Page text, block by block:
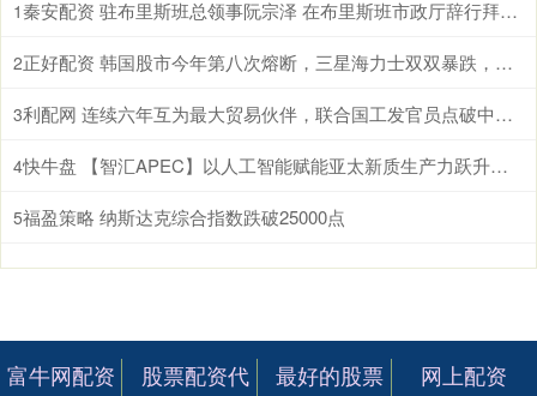
1 秦安配资 驻布里斯班总领事阮宗泽 在布里斯班市政厅辞行拜会市长施林纳。施林纳市
2 正好配资 韩国股市今年第八次熔断，三星海力士双双暴跌，AI泡沫开始破了？ 根据
3 利配网 连续六年互为最大贸易伙伴，联合国工发官员点破中国东盟合作密码 据新华
4 快牛盘 【智汇APEC】以人工智能赋能亚太新质生产力跃升和包容性增长
5福盈策略 纳斯达克综合指数跌破25000点
富牛网配资
股票配资代
最好的股票
网上配资